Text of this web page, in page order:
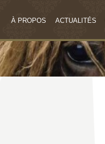
À PROPOS ACTUALITÉS